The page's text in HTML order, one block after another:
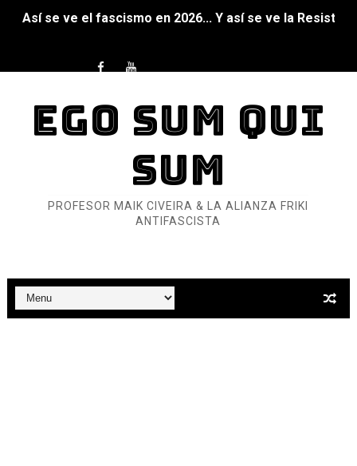
Así se ve el fascismo en 2026... Y así se ve la
Dioses y Monstruos: Guillermo (DOS)
Dioses y Monstruos: Guillermo (UNO)
Carlos Manzo y el narcogobierno asesino
25 grandes películas de terror del siglo XXI
EGO SUM QUI
SUM
PROFESOR MAIK CIVEIRA & LA ALIANZA FRIKI
ANTIFASCISTA